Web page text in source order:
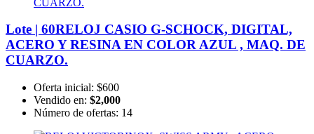
Lote | 60RELOJ CASIO G-SCHOCK, DIGITAL,
ACERO Y RESINA EN COLOR AZUL , MAQ. DE
CUARZO.
Oferta inicial: $600
Vendido en: $2,000
Número de ofertas: 14